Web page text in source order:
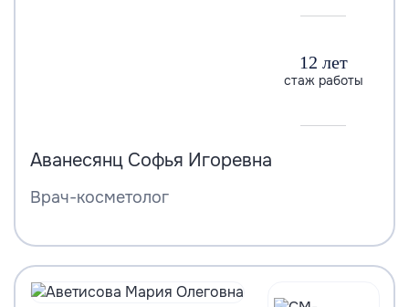
12 лет
стаж работы
Аванесянц Софья Игоревна
Врач-косметолог